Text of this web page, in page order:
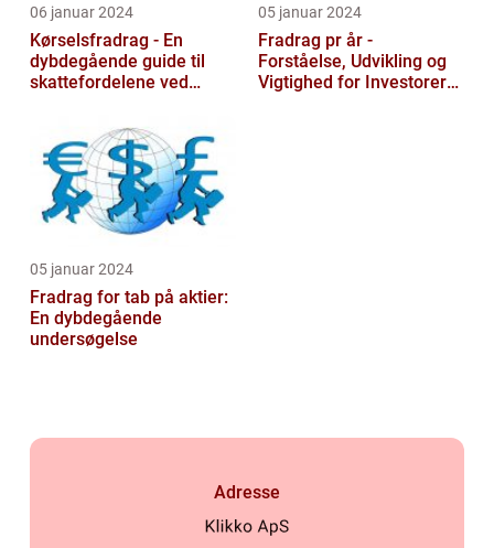
06 januar 2024
Kørselsfradrag - En
dybdegående guide til
skattefordelene ved
05 januar 2024
Fradrag pr år -
Forståelse, Udvikling og
Vigtighed for Investorer
05 januar 2024
Fradrag for tab på aktier:
En dybdegående
undersøgelse
Adresse